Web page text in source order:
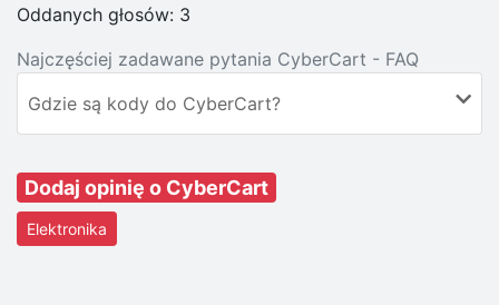
Oddanych głosów: 3
Najczęściej zadawane pytania CyberCart - FAQ
Gdzie są kody do CyberCart?
Dodaj opinię o CyberCart
Elektronika